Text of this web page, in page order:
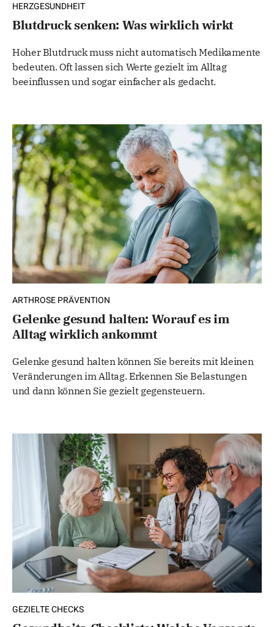
HERZGESUNDHEIT
Blutdruck senken: Was wirklich wirkt
Hoher Blutdruck muss nicht automatisch Medikamente
bedeuten. Oft lassen sich Werte gezielt im Alltag
beeinflussen und sogar einfacher als gedacht.
ARTHROSE PRÄVENTION
Gelenke gesund halten: Worauf es im
Alltag wirklich ankommt
Gelenke gesund halten können Sie bereits mit kleinen
Veränderungen im Alltag. Erkennen Sie Belastungen
und dann können Sie gezielt gegensteuern.
GEZIELTE CHECKS